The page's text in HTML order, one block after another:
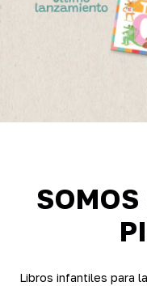
SOMOS
Libros infantiles para